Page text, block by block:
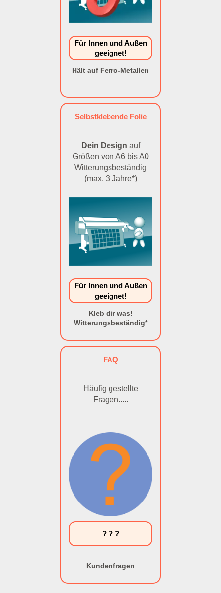
Für Innen und Außen
geeignet!
Hält auf Ferro-Metallen
Selbstklebende Folie
Dein Design auf
Größen von A6 bis A0
Witterungsbeständig
(max. 3 Jahre*)
Für Innen und Außen
geeignet!
Kleb dir was!
Witterungsbeständig*
FAQ
Häufig gestellte
Fragen.....
? ? ?
Kundenfragen